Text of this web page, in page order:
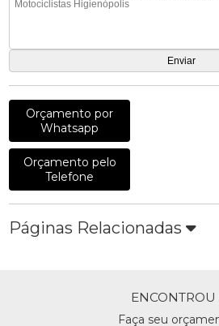
Orçamento por
Whatsapp
Orçamento pelo
Telefone
Páginas Relacionadas
Faça seu